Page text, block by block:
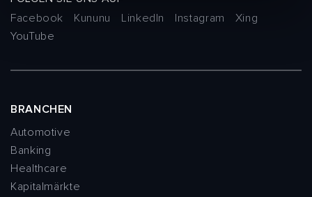
Facebook
Kununu LinkedIn Instagram
Xing
YouTube
BRANCHEN
Automotive
Banking
Healthcare
Kapitalmärkte